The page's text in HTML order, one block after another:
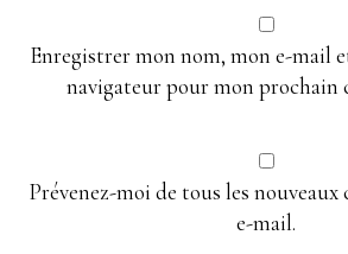
Enregistrer mon nom, mon e-mail
navigateur pour mon prochain
Prévenez-moi de tous les
e-mail.